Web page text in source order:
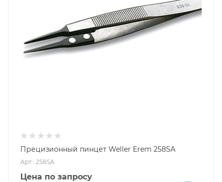
Прецизионный пинцет Weller Erem 258SA
Арт.: 258SA
Цена по запросу